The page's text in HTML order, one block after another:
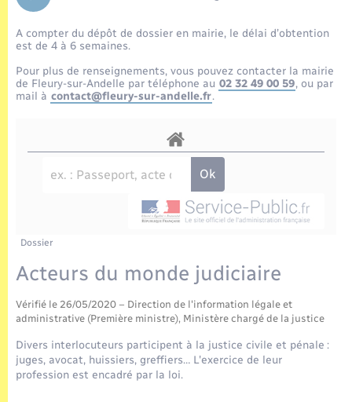
Etat-civil - Papiers - Citoyenneté
Mariage – PACS
Parrainage civil
Logement - Urbanisme
Nouvel habitant
Organisation d’événement
Sécurité - Prévention
Seniors
Transports scolaires
Travaux - Autorisation d’occupation de l’espace
public
Compétences
Plan interactif
La Communauté de communes
A compter du dépôt de dossier en mairie, le délai d’obtention
est de 4 à 6 semaines.
Pour plus de renseignements, vous pouvez contacter la mairie
de Fleury-sur-Andelle par téléphone au 02 32 49 00 59, ou par
mail à contact@fleury-sur-andelle.fr.
Dossier
Acteurs du monde judiciaire
Vérifié le 26/05/2020 – Direction de l'information légale et
administrative (Première ministre), Ministère chargé de la justice
Divers interlocuteurs participent à la justice civile et pénale :
juges, avocat, huissiers, greffiers… L'exercice de leur
profession est encadré par la loi.